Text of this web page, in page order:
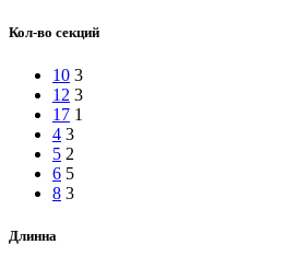
Кол-во секций
10 3
12 3
17 1
4 3
5 2
6 5
8 3
Длинна